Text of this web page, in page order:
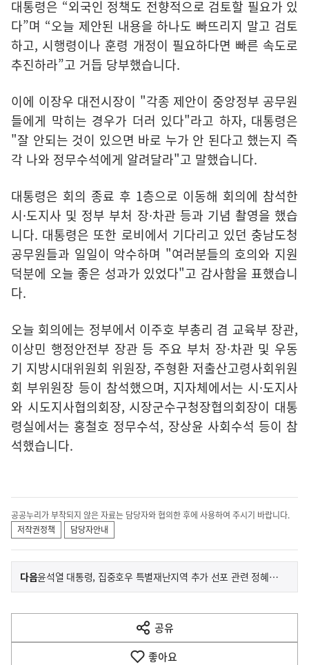
대통령은 “외국인 정책도 전향적으로 검토할 필요가 있
다”며 “오늘 제안된 내용을 하나도 빠뜨리지 말고 검토
하고, 시행령이나 훈령 개정이 필요하다면 빠른 속도로
추진하라”고 거듭 당부했습니다.
이에 이장우 대전시장이 "각종 제안이 중앙정부 공무원
들에게 막히는 경우가 더러 있다"라고 하자, 대통령은
"잘 안되는 것이 있으면 바로 누가 안 된다고 했는지 즉
각 나와 정무수석에게 알려달라"고 말했습니다.
대통령은 회의 종료 후 1층으로 이동해 회의에 참석한
시·도지사 및 정부 부처 장·차관 등과 기념 촬영을 했습
니다. 대통령은 또한 로비에서 기다리고 있던 충남도청
공무원들과 일일이 악수하며 "여러분들의 호의와 지원
덕분에 오늘 좋은 성과가 있었다"고 감사함을 표했습니
다.
오늘 회의에는 정부에서 이주호 부총리 겸 교육부 장관,
이상민 행정안전부 장관 등 주요 부처 장·차관 및 우동
기 지방시대위원회 위원장, 주형환 저출산고령사회위원
회 부위원장 등이 참석했으며, 지자체에서는 시·도지사
와 시도지사협의회장, 시장군수구청장협의회장이 대통
령실에서는 홍철호 정무수석, 장상윤 사회수석 등이 참
석했습니다.
공공누리가 부착되지 않은 자료는 담당자와 협의한 후에 사용하여 주시기 바랍니다.
저작권정책
담당자안내
이
전
다
음
다음기
사
윤석열 대통령, 집중호우 특별재난지역 추가 선포 관련 정혜전 대변인 서면 브리핑
공유
열
기
좋아요